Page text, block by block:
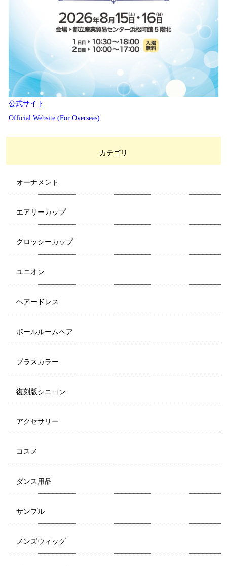
公式サイト
Official Website (For Overseas)
カテゴリ
オーナメント
エアリーカップ
グロッシーカップ
ユニオン
ヘアードレス
ボールルームヘア
プラスカラー
復刻版シニヨン
アクセサリー
コスメ
ダンス用品
サンプル
メンズウィッグ